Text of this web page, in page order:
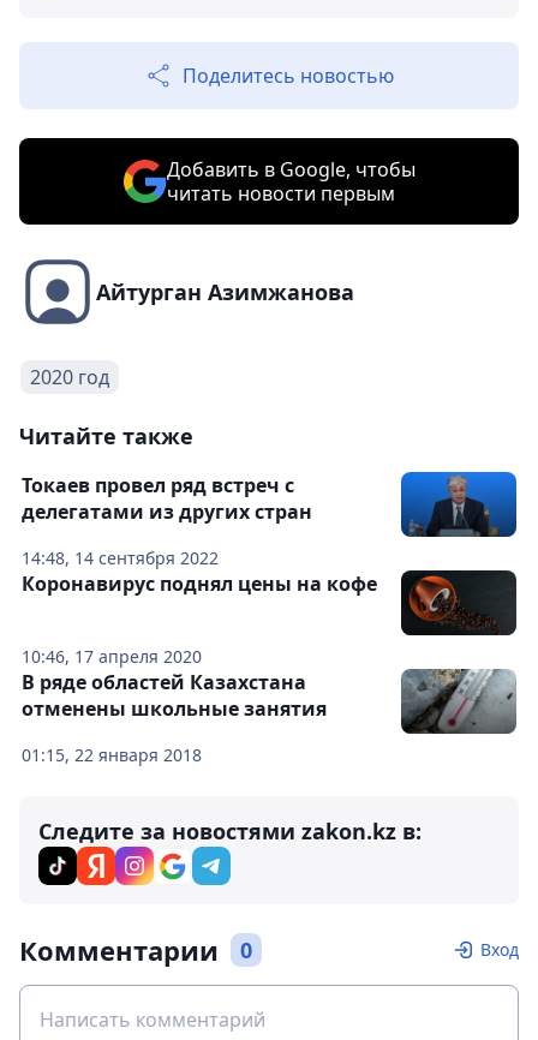
Поделитесь новостью
Добавить в Google, чтобы
читать новости первым
Айтурган Азимжанова
2020 год
Читайте также
14:48, 14 сентября 2022
Токаев провел ряд встреч с
делегатами из других стран
10:46, 17 апреля 2020
Коронавирус поднял цены на кофе
01:15, 22 января 2018
В ряде областей Казахстана
отменены школьные занятия
Следите за новостями zakon.kz в:
Комментарии 0 Вход